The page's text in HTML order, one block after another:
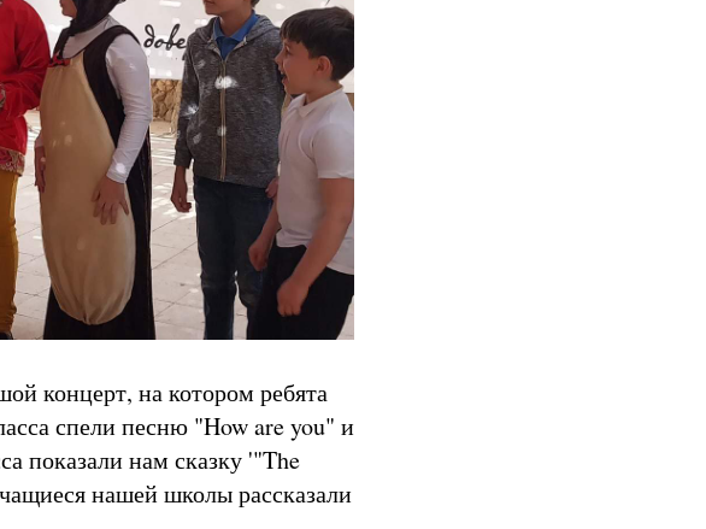
концерт, на котором ребята
спели песню "How are you" и
показали нам сказку '"The
нашей школы рассказали